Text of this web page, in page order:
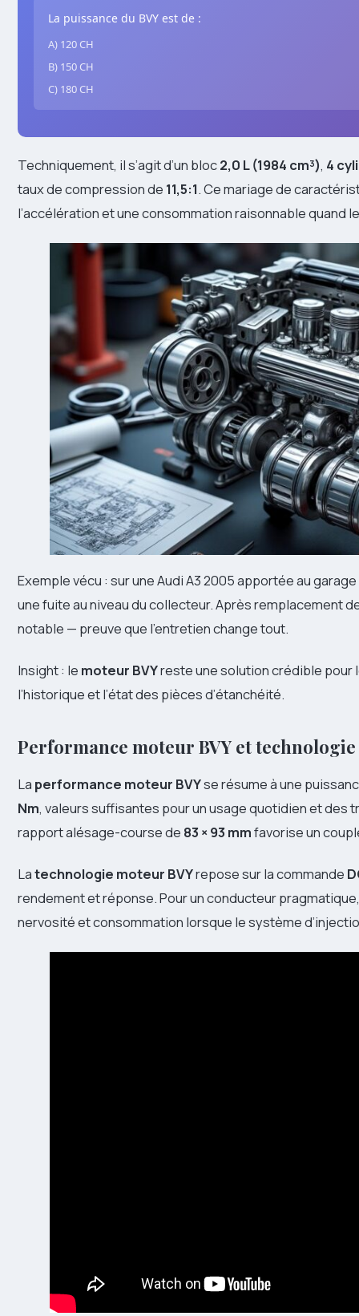
La puissance du BVY est de :
A) 120 CH
B) 150 CH
C) 180 CH
Techniquement, il s’agit d’un bloc2,0 L (1984 cm³), 4
taux de compression de 11,5:1. Ce mariage de
l’accélération et une consommation raisonnable quand
Exemple vécu : sur une Audi A3 2005 apportée au
une fuite au niveau du collecteur. Après remplacement
notable — preuve que l’entretien change tout.
Insight : le moteur BVYreste une solution crédible pour
l’historique et l’état des pièces d’étanchéité.
Performance moteur BVY et
La performance moteur BVYse résume à une
Nm, valeurs suffisantes pour un usage quotidien et
rapport alésage-course de 83 × 93 mmfavorise un
Latechnologie moteur BVYrepose sur la commande
rendement et réponse. Pour un conducteur
nervosité et consommation lorsque le système